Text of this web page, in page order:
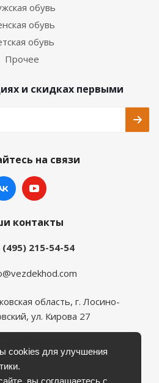
обувь
обувь
обувь
Прочее
и скидках первыми
на связи
контакты
(495) 215-54-54
область, г. Лосино-
ул. Кирова 27
Пт 08:00 до 17:00
cookies для улучшения
вы соглашаетесь с